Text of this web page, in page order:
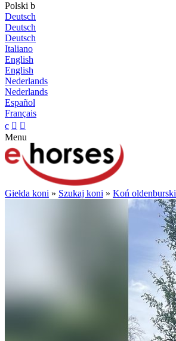
Polski b
Deutsch
Deutsch
Deutsch
Italiano
English
English
Nederlands
Nederlands
Español
Français
c  
Menu
Giełda koni » Szukaj koni » Koń oldenburski